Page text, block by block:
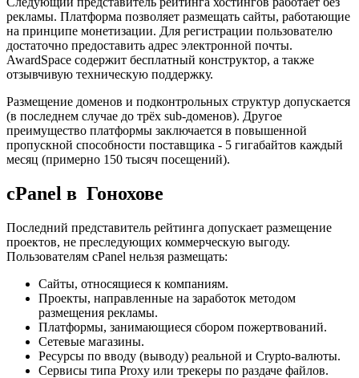
рекламы. Платформа позволяет размещать сайты, работающие
на принципе монетизации. Для регистрации пользователю
достаточно предоставить адрес электронной почты.
AwardSpace содержит бесплатный конструктор, а также
отзывчивую техническую поддержку.
Размещение доменов и подконтрольных структур допускается
(в последнем случае до трёх sub-доменов). Другое
преимущество платформы заключается в повышенной
пропускной способности поставщика - 5 гигабайтов каждый
месяц (примерно 150 тысяч посещений).
cPanel в Гонохове
Последний представитель рейтинга допускает размещение
проектов, не преследующих коммерческую выгоду.
Пользователям cPanel нельзя размещать:
Сайты, относящиеся к компаниям.
Проекты, направленные на заработок методом
размещения рекламы.
Платформы, занимающиеся сбором пожертвований.
Сетевые магазины.
Ресурсы по вводу (выводу) реальной и Crypto-валюты.
Сервисы типа Proxy или трекеры по раздаче файлов.